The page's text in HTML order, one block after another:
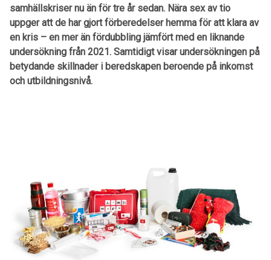
samhällskriser nu än för tre år sedan. Nära sex av tio
uppger att de har gjort förberedelser hemma för att klara av
en kris – en mer än fördubbling jämfört med en liknande
undersökning från 2021. Samtidigt visar undersökningen på
betydande skillnader i beredskapen beroende på inkomst
och utbildningsnivå.